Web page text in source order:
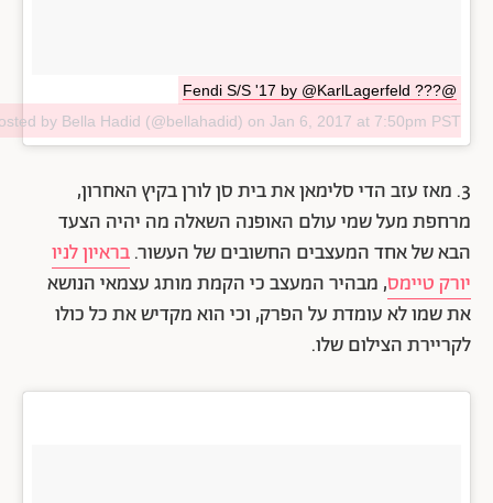
@Fendi S/S '17 by @KarlLagerfeld ???
by Bella Hadid (@bellahadid) on Jan 6, 2017 at 7:50pm PST
3. מאז עזב הדי סלימאן את בית סן לורן בקיץ האחרון,
מרחפת מעל שמי עולם האופנה השאלה מה יהיה הצעד
הבא של אחד המעצבים החשובים של העשור.בראיון לניו
יורק טיימס, מבהיר המעצב כי הקמת מותג עצמאי הנושא
את שמו לא עומדת על הפרק, וכי הוא מקדיש את כל כולו
לקריירת הצילום שלו.